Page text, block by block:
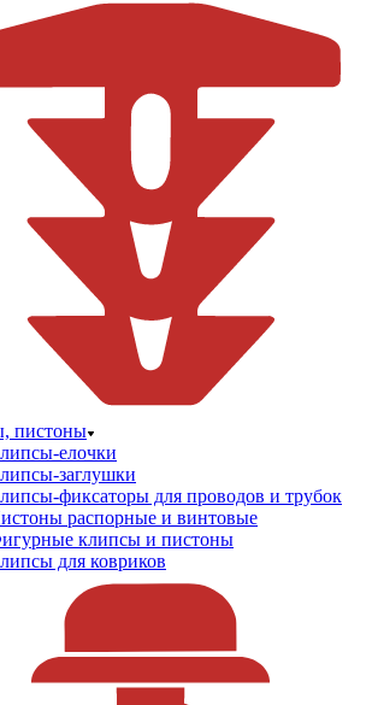
пистоны
елочки
заглушки
фиксаторы для проводов и трубок
распорные и винтовые
клипсы и пистоны
для ковриков